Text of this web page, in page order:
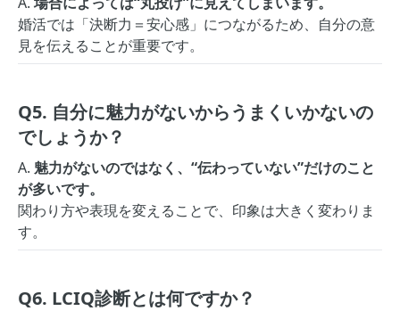
婚活では「決断力＝安心感」につながるため、自分の意
見を伝えることが重要です。
Q5. 自分に魅力がないからうまくいかないの
でしょうか？
A. 魅力がないのではなく、“伝わっていない”だけのこと
が多いです。
関わり方や表現を変えることで、印象は大きく変わりま
す。
Q6. LCIQ診断とは何ですか？